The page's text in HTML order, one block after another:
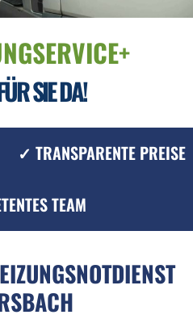
SIE DA!
✓ TRANSPARENTE PREISE
TEAM